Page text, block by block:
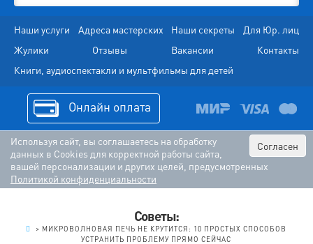
Наши услуги Адреса мастерских Наши секреты
Для Юр. лиц
Жулики
Отзывы Вакансии
Контакты
Книги, аудиоспектакли и мультфильмы для детей
Онлайн оплата
Согласен
Используя сайт, вы соглашаетесь на обработку
данных в Cookies для корректной работы сайта,
вашей персонализации и других целей, предусмотренных
Политикой конфиденциальности
Советы:
> МИКРОВОЛНОВАЯ ПЕЧЬ НЕ КРУТИТСЯ: 10 ПРОСТЫХ СПОСОБОВ
УСТРАНИТЬ ПРОБЛЕМУ ПРЯМО СЕЙЧАС